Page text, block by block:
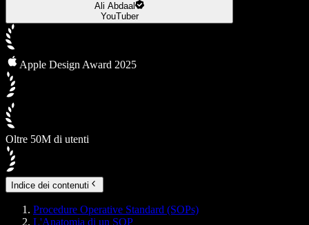
Ali Abdaal
YouTuber
Apple Design Award 2025
Oltre 50M di utenti
Indice dei contenuti
Procedure Operative Standard (SOPs)
L'Anatomia di un SOP